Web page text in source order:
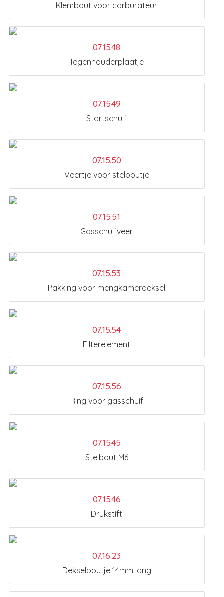
Klembout voor carburateur
07.15.48
Tegenhouderplaatje
07.15.49
Startschuif
07.15.50
Veertje voor stelboutje
07.15.51
Gasschuifveer
07.15.53
Pakking voor mengkamerdeksel
07.15.54
Filterelement
07.15.56
Ring voor gasschuif
07.15.45
Stelbout M6
07.15.46
Drukstift
07.16.23
Dekselboutje 14mm lang